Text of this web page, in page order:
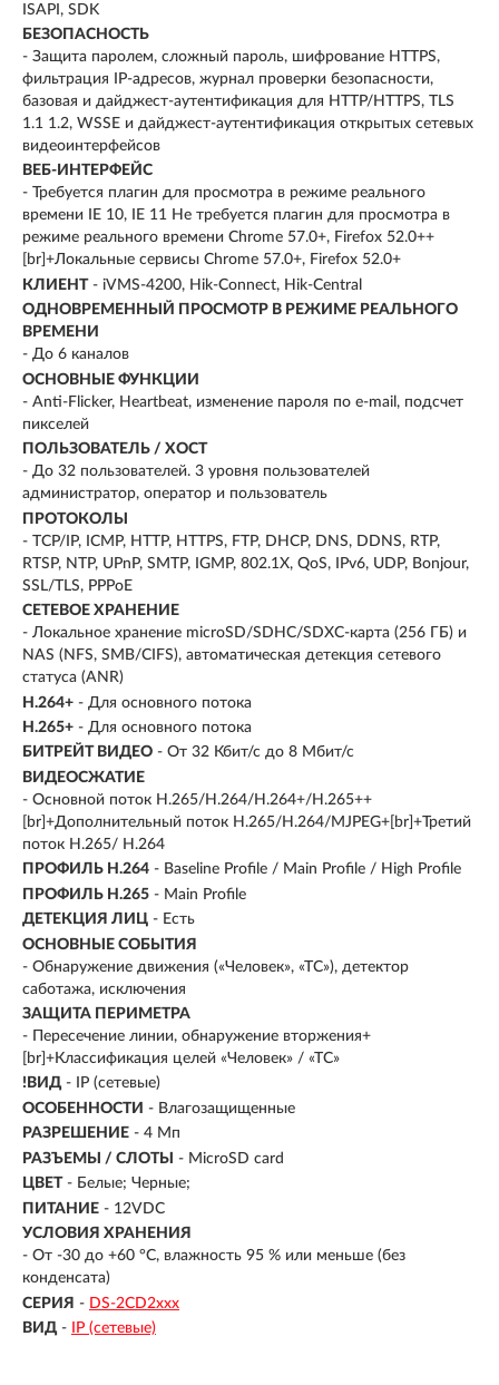
ISAPI, SDK
БЕЗОПАСНОСТЬ
- Защита паролем, сложный пароль, шифрование HTTPS,
фильтрация IP-адресов, журнал проверки безопасности,
базовая и дайджест-аутентификация для HTTP/HTTPS, TLS
1.1 1.2, WSSE и дайджест-аутентификация открытых сетевых
видеоинтерфейсов
ВЕБ-ИНТЕРФЕЙС
- Требуется плагин для просмотра в режиме реального
времени IE 10, IE 11 Не требуется плагин для просмотра в
режиме реального времени Chrome 57.0+, Firefox 52.0++
[br]+Локальные сервисы Chrome 57.0+, Firefox 52.0+
КЛИЕНТ - iVMS-4200, Hik-Connect, Hik-Central
ОДНОВРЕМЕННЫЙ ПРОСМОТР В РЕЖИМЕ РЕАЛЬНОГО
ВРЕМЕНИ
- До 6 каналов
ОСНОВНЫЕ ФУНКЦИИ
- Anti-Flicker, Heartbeat, изменение пароля по e-mail, подсчет
пикселей
ПОЛЬЗОВАТЕЛЬ / ХОСТ
- До 32 пользователей. 3 уровня пользователей
администратор, оператор и пользователь
ПРОТОКОЛЫ
- TCP/IP, ICMP, HTTP, HTTPS, FTP, DHCP, DNS, DDNS, RTP,
RTSP, NTP, UPnP, SMTP, IGMP, 802.1X, QoS, IPv6, UDP, Bonjour,
SSL/TLS, PPPoE
СЕТЕВОЕ ХРАНЕНИЕ
- Локальное хранение microSD/SDHC/SDXC-карта (256 ГБ) и
NAS (NFS, SMB/CIFS), автоматическая детекция сетевого
статуса (ANR)
H.264+ - Для основного потока
H.265+ - Для основного потока
БИТРЕЙТ ВИДЕО - От 32 Кбит/с до 8 Мбит/с
ВИДЕОСЖАТИЕ
- Основной поток H.265/H.264/H.264+/H.265++
[br]+Дополнительный поток H.265/H.264/MJPEG+[br]+Третий
поток H.265/ H.264
ПРОФИЛЬ H.264 - Baseline Profile / Main Profile / High Profile
ПРОФИЛЬ H.265 - Main Profile
ДЕТЕКЦИЯ ЛИЦ - Есть
ОСНОВНЫЕ СОБЫТИЯ
- Обнаружение движения («Человек», «ТС»), детектор
саботажа, исключения
ЗАЩИТА ПЕРИМЕТРА
- Пересечение линии, обнаружение вторжения+
[br]+Классификация целей «Человек» / «ТС»
!ВИД - IP (сетевые)
ОСОБЕННОСТИ - Влагозащищенные
РАЗРЕШЕНИЕ - 4 Мп
РАЗЪЕМЫ / СЛОТЫ
- MicroSD card
ЦВЕТ - Белые; Черные;
ПИТАНИЕ - 12VDC
УСЛОВИЯ ХРАНЕНИЯ
- От -30 до +60 °C, влажность 95 % или меньше (без
конденсата)
СЕРИЯ - DS-2CD2xxx
ВИД - IP (сетевые)